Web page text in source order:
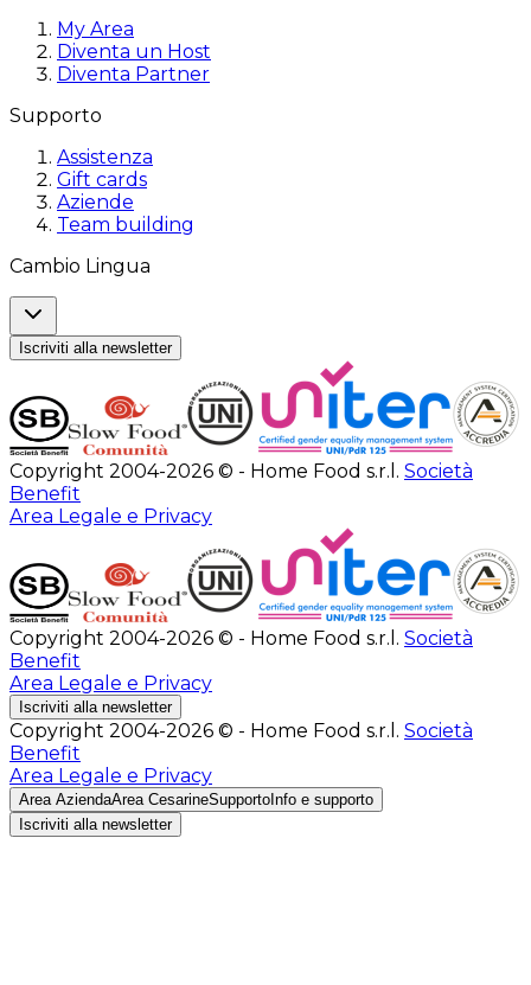
My Area
Diventa un Host
Diventa Partner
Supporto
Assistenza
Gift cards
Aziende
Team building
Cambio Lingua
Iscriviti alla newsletter
Copyright 2004-2026 © - Home Food s.r.l. Società
Benefit
Area Legale e Privacy
Copyright 2004-2026 © - Home Food s.r.l. Società
Benefit
Area Legale e Privacy
Iscriviti alla newsletter
Copyright 2004-2026 © - Home Food s.r.l. Società
Benefit
Area Legale e Privacy
Area AziendaArea CesarineSupporto Info e supporto
Iscriviti alla newsletter